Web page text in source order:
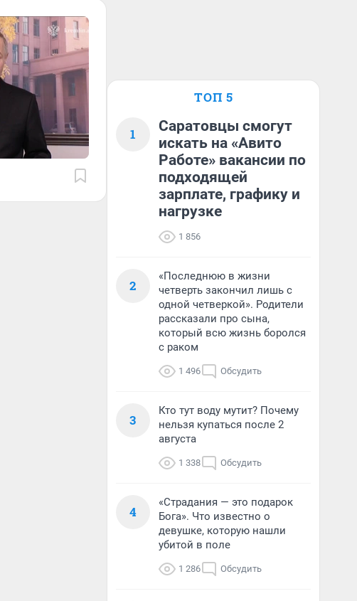
ТОП 5
1
Саратовцы смогут
искать на «Авито
Работе» вакансии по
подходящей
зарплате, графику и
нагрузке
1 856
2
«Последнюю в жизни
четверть закончил лишь с
одной четверкой». Родители
рассказали про сына,
который всю жизнь боролся
с раком
1 496 Обсудить
3
Кто тут воду мутит? Почему
нельзя купаться после 2
августа
1 338 Обсудить
4
«Страдания — это подарок
Бога». Что известно о
девушке, которую нашли
убитой в поле
1 286 Обсудить